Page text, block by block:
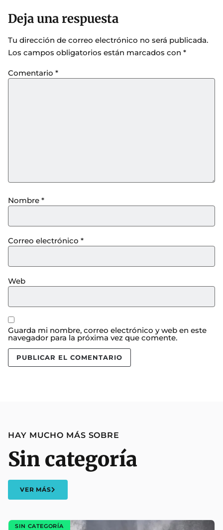
Deja una respuesta
Tu dirección de correo electrónico no será publicada.
Los campos obligatorios están marcados con *
Comentario *
Nombre *
Correo electrónico *
Web
Guarda mi nombre, correo electrónico y web en este
navegador para la próxima vez que comente.
HAY MUCHO MÁS SOBRE
Sin categoría
VER MÁS
SIN CATEGORÍA